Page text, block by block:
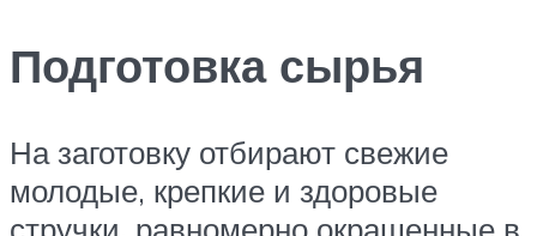
Подготовка сырья
На заготовку отбирают свежие
молодые, крепкие и здоровые